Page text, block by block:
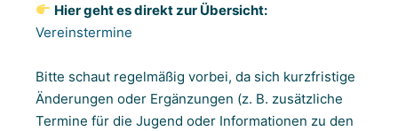
Hier geht es direkt zur Übersicht:
Vereinstermine
Bitte schaut regelmäßig vorbei, da sich kurzfristige
Änderungen oder Ergänzungen (z. B. zusätzliche
Termine für die Jugend oder Informationen zu den